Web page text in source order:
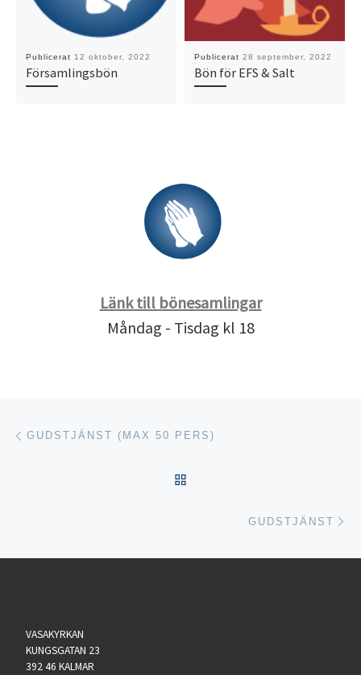
Publicerat 12 oktober, 2022
Församlingsbön
Publicerat 28 september, 2022
Bön för EFS & Salt
Länk till bönesamlingar
Måndag - Tisdag kl 18
Inläggsnavigering
GUDSTJÄNST (MAX 50 PERS)
GUDSTJÄNST
VASAKYRKAN
KUNGSGATAN 23
392 46 KALMAR